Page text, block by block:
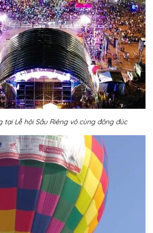
tại Lễ hội Sầu Riêng vô cùng đông đúc